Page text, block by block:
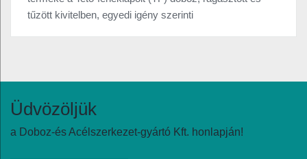
tűzött kivitelben, egyedi igény szerinti
Üdvözöljük
a Doboz-és Acélszerkezet-gyártó Kft. honlapján!